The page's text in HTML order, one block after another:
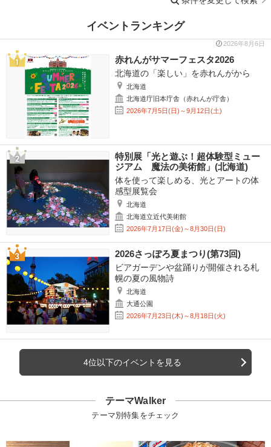
イベントランキング
2026年8月6日
赤れんがサマーフェスタ2026
北海道の「楽しい」を赤れんがから
北海道
北海道庁旧本庁舎（赤れんが庁舎）
2026年7月5日(日)～9月12日(土)
特別展「光と遊ぶ！超体験型ミュー
ジアム 魔法の美術館」(北海道)
体を使って楽しめる、光とアートの体
感型展覧会
北海道
北海道立近代美術館
2026年7月17日(金)～8月30日(日)
2026さっぽろ夏まつり(第73回)
ビアガーデンや盆踊りが開催される札
幌の夏の風物詩
北海道
大通公園
2026年7月23日(木)～8月18日(火)
4位以下のイベントを見る
テーマWalker
テーマ別特集をチェック